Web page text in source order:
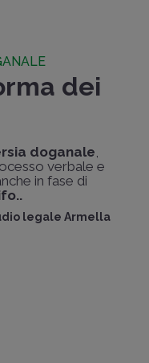
dei
doganale
verbale e
in fase di
legale Armella